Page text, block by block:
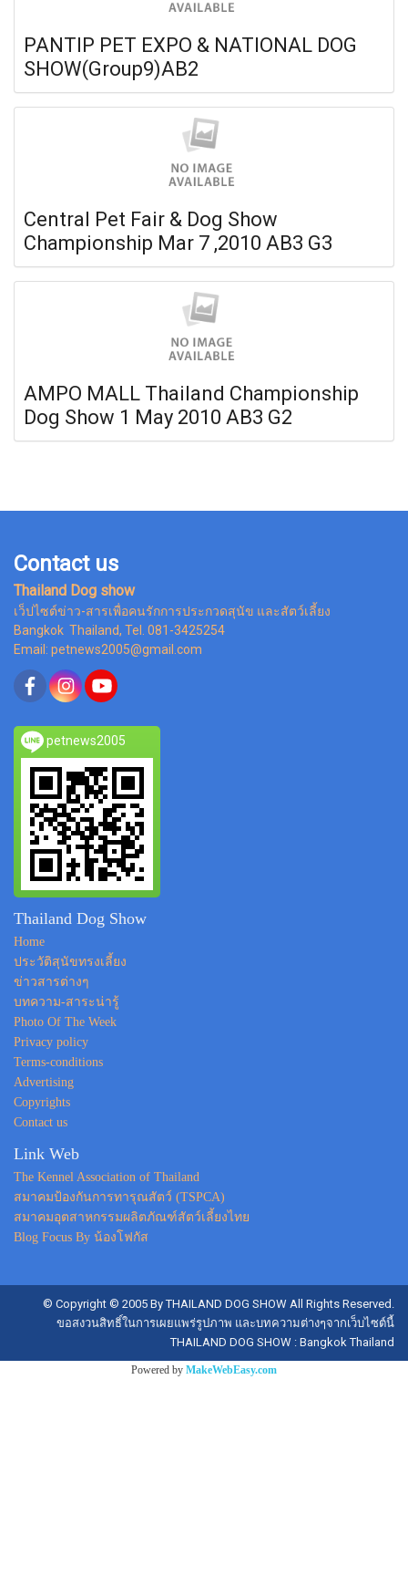
PANTIP PET EXPO & NATIONAL DOG
SHOW(Group9)AB2
Central Pet Fair & Dog Show
Championship Mar 7 ,2010 AB3 G3
AMPO MALL Thailand Championship
Dog Show 1 May 2010 AB3 G2
Contact us
Thailand Dog show
เว็ปไซต์ข่าว-สารเพื่อคนรักการประกวดสุนัข และสัตว์เลี้ยง
Bangkok Thailand, Tel. 081-3425254
Email: petnews2005@gmail.com
petnews2005
Thailand Dog Show
Home
ประวัติสุนัขทรงเลี้ยง
ข่าวสารต่างๆ
บทความ-สาระน่ารู้
Photo Of The Week
Privacy policy
Terms-conditions
Advertising
Copyrights
Contact us
Link Web
The Kennel Association of Thailand
สมาคมป้องกันการทารุณสัตว์ (TSPCA)
สมาคมอุตสาหกรรมผลิตภัณฑ์สัตว์เลี้ยงไทย
Blog Focus By น้องโฟกัส
© Copyright © 2005 By THAILAND DOG SHOW All Rights Reserved.
ขอสงวนสิทธิ์ในการเผยแพร่รูปภาพ และบทความต่างๆจากเว็บไซต์นี้
THAILAND DOG SHOW : Bangkok Thailand
Powered by MakeWebEasy.com